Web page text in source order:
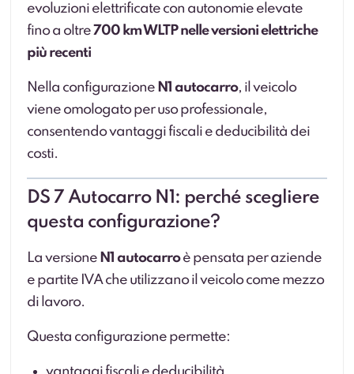
evoluzioni elettrificate con autonomie elevate
fino a oltre700 km WLTP nelle versioni elettriche
più recenti
Nella configurazione N1 autocarro, il veicolo
viene omologato per uso professionale,
consentendo vantaggi fiscali e deducibilità dei
costi.
DS 7 Autocarro N1: perché scegliere
questa configurazione?
La versione N1 autocarroè pensata per aziende
e partite IVA che utilizzano il veicolo come mezzo
di lavoro.
Questa configurazione permette: